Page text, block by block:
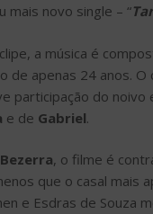
mais novo single – “
a música é
de apenas 24 anos. O
participação do noivo
e de Gabriel.
, o filme é
que o casal mais
e Esdras de Souza